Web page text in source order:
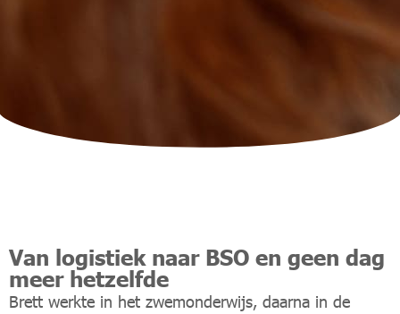
Van logistiek naar BSO en geen dag
meer hetzelfde
Brett werkte in het zwemonderwijs, daarna in de